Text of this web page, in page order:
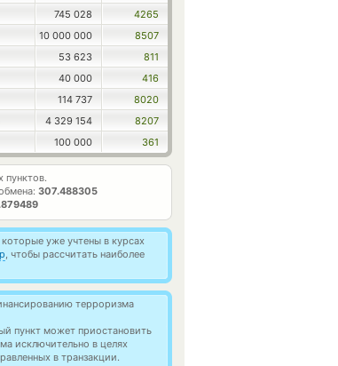
745 028
4265
10 000 000
8507
53 623
811
40 000
416
114 737
8020
4 329 154
8207
100 000 361
пунктов.
307.488305
уже учтены в курсах
, чтобы рассчитать наиболее
терроризма
пункт может приостановить
исключительно в целях
в транзакции.